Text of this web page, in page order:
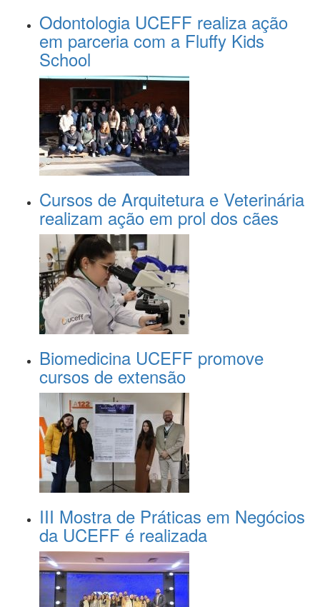
Odontologia UCEFF realiza ação
em parceria com a Fluffy Kids
School
Cursos de Arquitetura e Veterinária
realizam ação em prol dos cães
Biomedicina UCEFF promove
cursos de extensão
III Mostra de Práticas em Negócios
da UCEFF é realizada